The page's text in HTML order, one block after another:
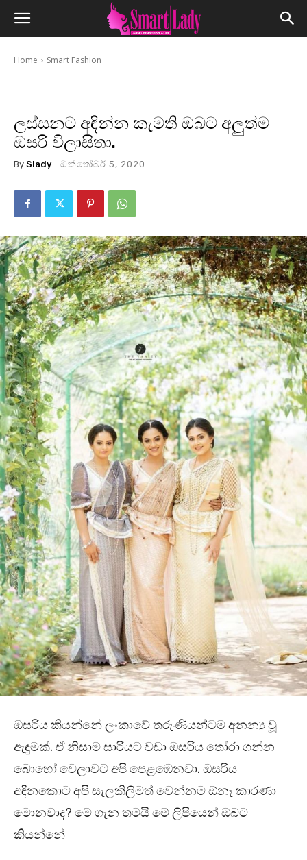
Home Smart Fashion
ලස්සනට අඳින්න කැමති ඔබට අලුත්ම
ඔසරි විලාසිතා.
By Slady ඔක්තෝබර් 5, 2020
ඔසරිය කියන්නේ ලංකාවේ තරුණියන්ටම අනන්‍ය වූ
ඇඳුමක්. ඒ නිසාම සාරියට වඩා ඔසරිය තෝරා ගන්න
බොහෝ වෙලාවට අපි පෙළඹෙනවා. ඔසරිය
අඳිනකොට අපි සැලකිලිමත් වෙන්නම ඕනෑ කාරණා
මොනවාද? මේ ගැන තමයි මේ ලිපියෙන් ඔබට
කියන්නේ